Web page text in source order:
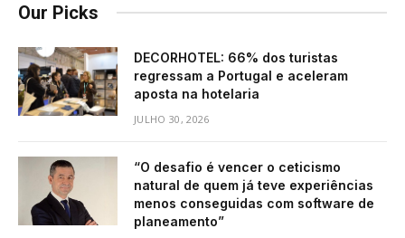
Our Picks
DECORHOTEL: 66% dos turistas
regressam a Portugal e aceleram
aposta na hotelaria
JULHO 30, 2026
“O desafio é vencer o ceticismo
natural de quem já teve experiências
menos conseguidas com software de
planeamento”